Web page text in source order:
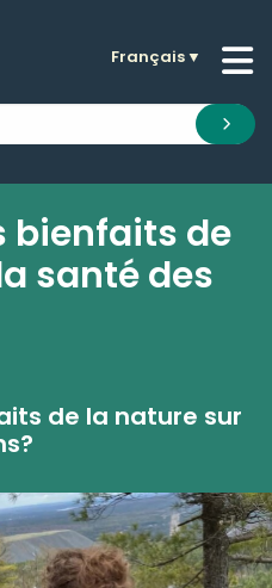
Français▼
bienfaits de
santé des
de la nature sur